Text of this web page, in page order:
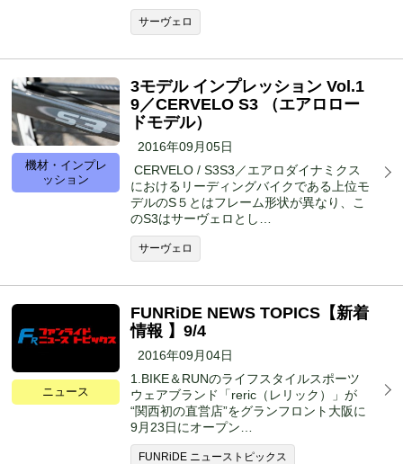
サーヴェロ
機材・インプレ
ッション
3モデル インプレッション Vol.1
9／CERVELO S3 （エアロロー
ドモデル）
2016年09月05日
CERVELO / S3S3／エアロダイナミクス
におけるリーディングバイクである上位モ
デルのS５とはフレーム形状が異なり、こ
のS3はサーヴェロとし…
サーヴェロ
ニュース
FUNRiDE NEWS TOPICS【新着
情報 】9/4
2016年09月04日
1.BIKE＆RUNのライフスタイルスポーツ
ウェアブランド「reric（レリック）」が
“関西初の直営店”をグランフロント大阪に
9月23日にオープン…
FUNRiDE ニューストピックス